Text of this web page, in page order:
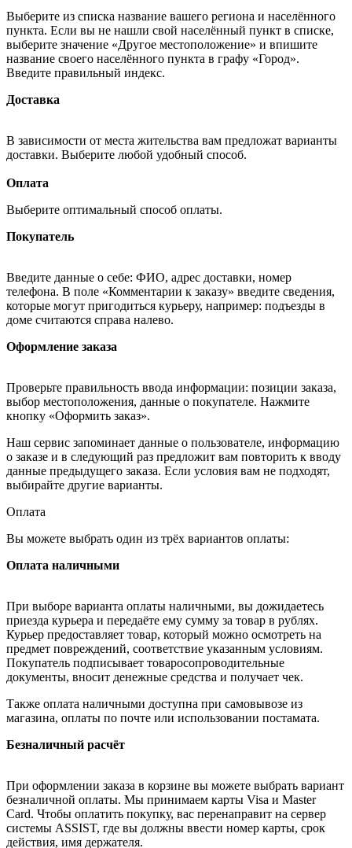
Выберите из списка название вашего региона и населённого
пункта. Если вы не нашли свой населённый пункт в списке,
выберите значение «Другое местоположение» и впишите
название своего населённого пункта в графу «Город».
Введите правильный индекс.
Доставка
В зависимости от места жительства вам предложат варианты
доставки. Выберите любой удобный способ.
Оплата
Выберите оптимальный способ оплаты.
Покупатель
Введите данные о себе: ФИО, адрес доставки, номер
телефона. В поле «Комментарии к заказу» введите сведения,
которые могут пригодиться курьеру, например: подъезды в
доме считаются справа налево.
Оформление заказа
Проверьте правильность ввода информации: позиции заказа,
выбор местоположения, данные о покупателе. Нажмите
кнопку «Оформить заказ».
Наш сервис запоминает данные о пользователе, информацию
о заказе и в следующий раз предложит вам повторить к вводу
данные предыдущего заказа. Если условия вам не подходят,
выбирайте другие варианты.
Оплата
Вы можете выбрать один из трёх вариантов оплаты:
Оплата наличными
При выборе варианта оплаты наличными, вы дожидаетесь
приезда курьера и передаёте ему сумму за товар в рублях.
Курьер предоставляет товар, который можно осмотреть на
предмет повреждений, соответствие указанным условиям.
Покупатель подписывает товаросопроводительные
документы, вносит денежные средства и получает чек.
Также оплата наличными доступна при самовывозе из
магазина, оплаты по почте или использовании постамата.
Безналичный расчёт
При оформлении заказа в корзине вы можете выбрать вариант
безналичной оплаты. Мы принимаем карты Visa и Master
Card. Чтобы оплатить покупку, вас перенаправит на сервер
системы ASSIST, где вы должны ввести номер карты, срок
действия, имя держателя.